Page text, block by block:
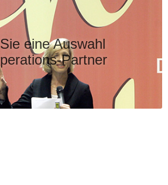
eine Auswahl
Partner